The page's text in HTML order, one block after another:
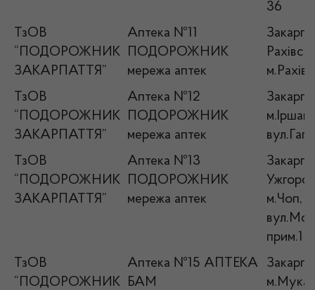
36
ТзОВ
“ПОДОРОЖНИК
ЗАКАРПАТТЯ”
Аптека №11
ПОДОРОЖНИК
мережа аптек
ТзОВ
“ПОДОРОЖНИК
ЗАКАРПАТТЯ”
Аптека №12
ПОДОРОЖНИК
мережа аптек
ТзОВ
“ПОДОРОЖНИК
ЗАКАРПАТТЯ”
Аптека №13
ПОДОРОЖНИК
мережа аптек
м.Чоп,
прим.1
ТзОВ
“ПОДОРОЖНИК
Аптека №15 АПТЕКА
БАМ